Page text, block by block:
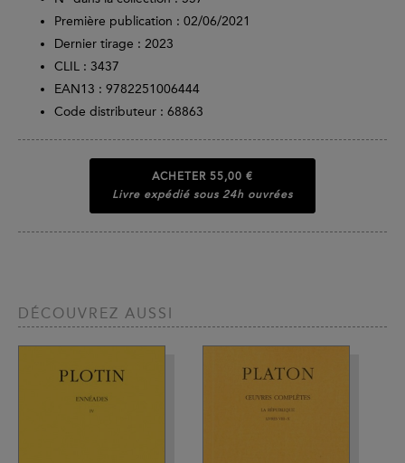
Première publication : 02/06/2021
Dernier tirage : 2023
CLIL : 3437
EAN13 : 9782251006444
Code distributeur : 68863
ACHETER 55,00 €
Livre expédié sous 24h ouvrées
DÉCOUVREZ AUSSI